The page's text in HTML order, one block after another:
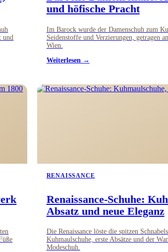
und
und höfische Pracht
Im Barock wurde der Damenschuh zum
Seidenstoffe und Verzierungen, getragen
Wien.
Weiterlesen →
RENAISSANCE
Renaissance-Schuhe:
Absatz und neue Eleganz
Die Renaissance löste die spitzen
Kuhmaulschuhe, erste Absätze und der
Modeschuh.